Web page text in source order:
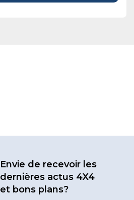
Envie de recevoir les
dernières actus 4X4
et bons plans?